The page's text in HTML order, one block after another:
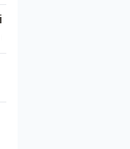
mengenal lebih
berpotensi tinggi,
portofolio